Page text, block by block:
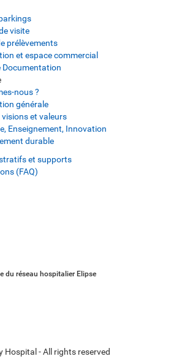
visite
prélèvements
et espace commercial
Documentation
nous ?
générale
visions et valeurs
Enseignement, Innovation
durable
et supports
(FAQ)
du réseau hospitalier Elipse
Hospital - All rights reserved